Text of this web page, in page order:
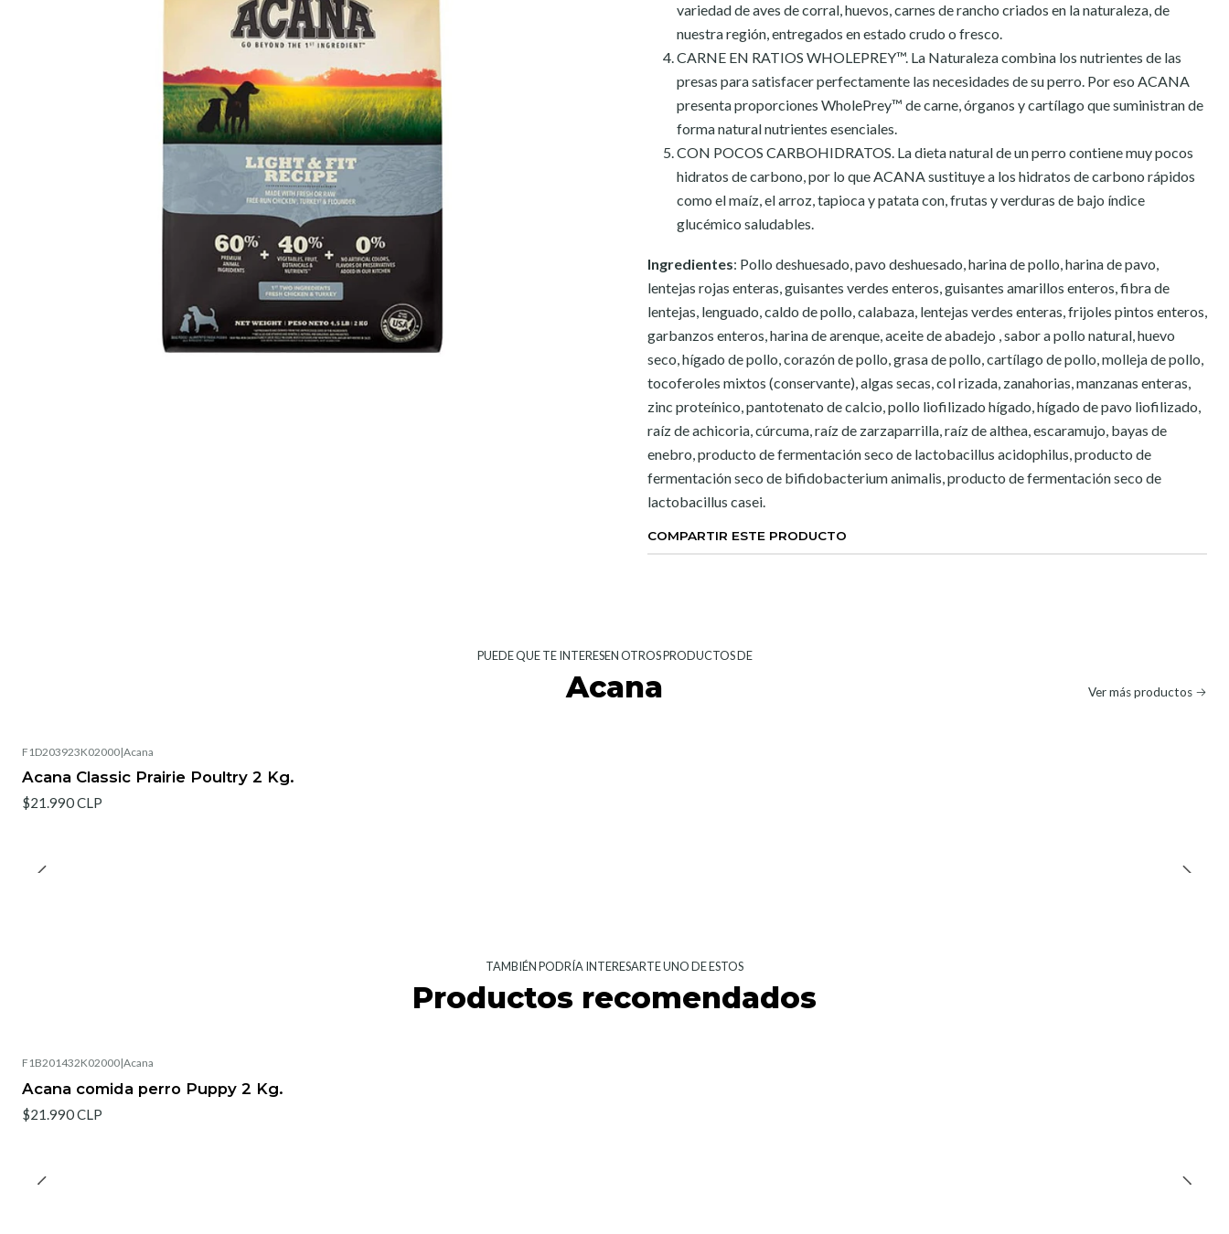
variedad de aves de corral, huevos, carnes de rancho criados en la naturaleza, de
nuestra región, entregados en estado crudo o fresco.
CARNE EN RATIOS WHOLEPREY™. La Naturaleza combina los nutrientes de las
presas para satisfacer perfectamente las necesidades de su perro. Por eso ACANA
presenta proporciones WholePrey™ de carne, órganos y cartílago que suministran de
forma natural nutrientes esenciales.
CON POCOS CARBOHIDRATOS. La dieta natural de un perro contiene muy pocos
hidratos de carbono, por lo que ACANA sustituye a los hidratos de carbono rápidos
como el maíz, el arroz, tapioca y patata con, frutas y verduras de bajo índice
glucémico saludables.
Ingredientes: Pollo deshuesado, pavo deshuesado, harina de pollo, harina de pavo,
lentejas rojas enteras, guisantes verdes enteros, guisantes amarillos enteros, fibra de
lentejas, lenguado, caldo de pollo, calabaza, lentejas verdes enteras, frijoles pintos enteros,
garbanzos enteros, harina de arenque, aceite de abadejo , sabor a pollo natural, huevo
seco, hígado de pollo, corazón de pollo, grasa de pollo, cartílago de pollo, molleja de pollo,
tocoferoles mixtos (conservante), algas secas, col rizada, zanahorias, manzanas enteras,
zinc proteínico, pantotenato de calcio, pollo liofilizado hígado, hígado de pavo liofilizado,
raíz de achicoria, cúrcuma, raíz de zarzaparrilla, raíz de althea, escaramujo, bayas de
enebro, producto de fermentación seco de lactobacillus acidophilus, producto de
fermentación seco de bifidobacterium animalis, producto de fermentación seco de
lactobacillus casei.
COMPARTIR ESTE PRODUCTO
PUEDE QUE TE INTERESEN OTROS PRODUCTOS DE
Acana Ver más productos
F1D203923K02000|Acana
Acana Classic Prairie Poultry 2 Kg.
$21.990 CLP
TAMBIÉN PODRÍA INTERESARTE UNO DE ESTOS
Productos recomendados
F1B201432K02000|Acana
Acana comida perro Puppy 2 Kg.
$21.990 CLP